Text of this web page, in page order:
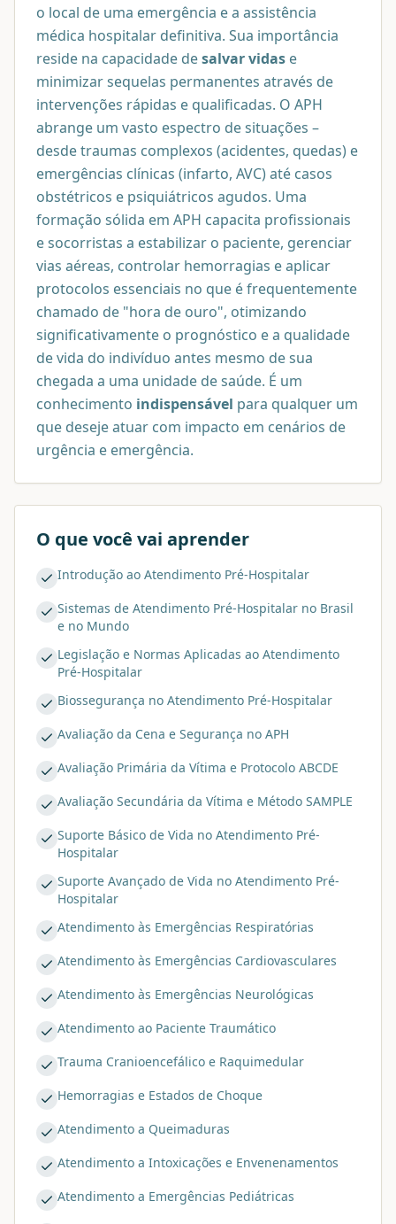
o local de uma emergência e a assistência
médica hospitalar definitiva. Sua importância
reside na capacidade desalvar vidas e
minimizar sequelas permanentes através de
intervenções rápidas e qualificadas. O APH
abrange um vasto espectro de situações –
desde traumas complexos (acidentes, quedas) e
emergências clínicas (infarto, AVC) até casos
obstétricos e psiquiátricos agudos. Uma
formação sólida em APH capacita profissionais
e socorristas a estabilizar o paciente, gerenciar
vias aéreas, controlar hemorragias e aplicar
protocolos essenciais no que é frequentemente
chamado de "hora de ouro", otimizando
significativamente o prognóstico e a qualidade
de vida do indivíduo antes mesmo de sua
chegada a uma unidade de saúde. É um
conhecimento indispensável para qualquer um
que deseje atuar com impacto em cenários de
urgência e emergência.
O que você vai aprender
Introdução ao Atendimento Pré-Hospitalar
Sistemas de Atendimento Pré-Hospitalar no Brasil
e no Mundo
Legislação e Normas Aplicadas ao Atendimento
Pré-Hospitalar
Biossegurança no Atendimento Pré-Hospitalar
Avaliação da Cena e Segurança no APH
Avaliação Primária da Vítima e Protocolo ABCDE
Avaliação Secundária da Vítima e Método SAMPLE
Suporte Básico de Vida no Atendimento Pré-
Hospitalar
Suporte Avançado de Vida no Atendimento Pré-
Hospitalar
Atendimento às Emergências Respiratórias
Atendimento às Emergências Cardiovasculares
Atendimento às Emergências Neurológicas
Atendimento ao Paciente Traumático
Trauma Cranioencefálico e Raquimedular
Hemorragias e Estados de Choque
Atendimento a Queimaduras
Atendimento a Intoxicações e Envenenamentos
Atendimento a Emergências Pediátricas